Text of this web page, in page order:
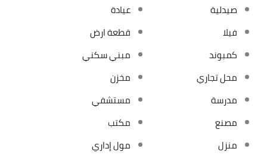
صيدلية
عيادة
فيلا
قطعة ارض
كمبوند
مبني سكني
محل تجاري
مخزن
مدرسة
مستشفي
مصنع
مكتب
منزل
مول إداري